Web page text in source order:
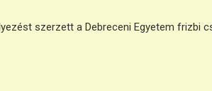
szerzett a Debreceni Egyetem